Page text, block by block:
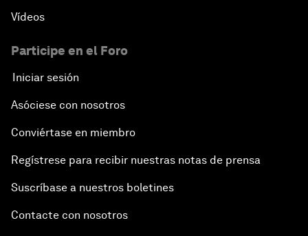
Vídeos
Participe en el Foro
Iniciar sesión
Asóciese con nosotros
Conviértase en miembro
Regístrese para recibir nuestras notas de prensa
Suscríbase a nuestros boletines
Contacte con nosotros